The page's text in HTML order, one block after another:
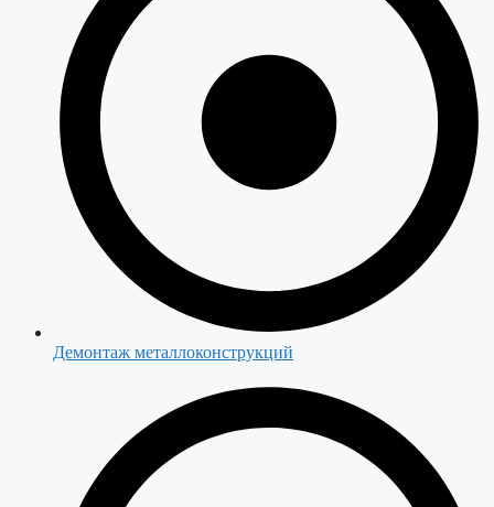
Демонтаж металлоконструкций